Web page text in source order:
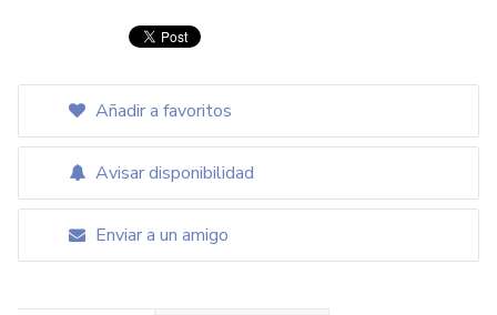
Añadir a favoritos
Avisar disponibilidad
Enviar a un amigo